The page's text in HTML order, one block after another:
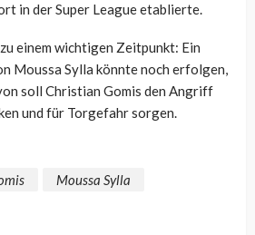
in der Super League etablierte.
einem wichtigen Zeitpunkt: Ein
Moussa Sylla könnte noch erfolgen,
soll Christian Gomis den Angriff
und für Torgefahr sorgen.
Moussa Sylla